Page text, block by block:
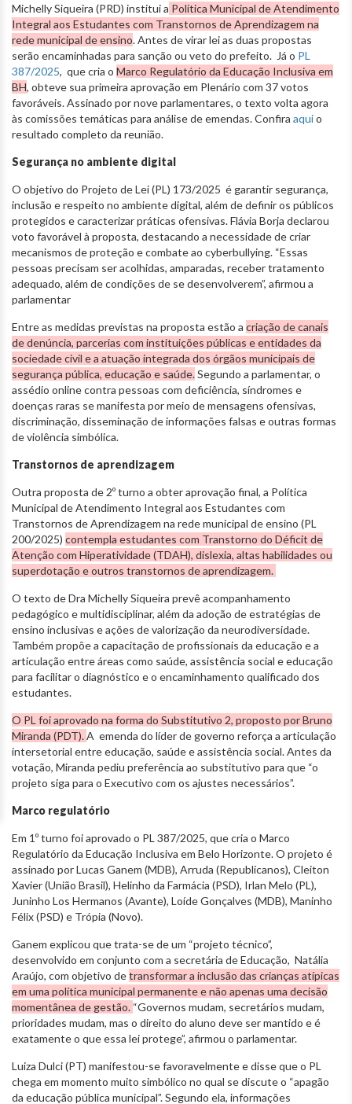
Michelly Siqueira (PRD) institui a Política Municipal de Atendimento
Integral aos Estudantes com Transtornos de Aprendizagem na
rede municipal de ensino. Antes de virar lei as duas propostas
serão encaminhadas para sanção ou veto do prefeito. Já o PL
387/2025, que cria o Marco Regulatório da Educação Inclusiva em
BH, obteve sua primeira aprovação em Plenário com 37 votos
favoráveis. Assinado por nove parlamentares, o texto volta agora
às comissões temáticas para análise de emendas. Confira aquio
resultado completo da reunião.
Segurança no ambiente digital
O objetivo do Projeto de Lei (PL) 173/2025 é garantir segurança,
inclusão e respeito no ambiente digital, além de definir os públicos
protegidos e caracterizar práticas ofensivas. Flávia Borja declarou
voto favorável à proposta, destacando a necessidade de criar
mecanismos de proteção e combate ao cyberbullying. “Essas
pessoas precisam ser acolhidas, amparadas, receber tratamento
adequado, além de condições de se desenvolverem”, afirmou a
parlamentar
Entre as medidas previstas na proposta estão a criação de canais
de denúncia, parcerias com instituições públicas e entidades da
sociedade civil e a atuação integrada dos órgãos municipais de
segurança pública, educação e saúde.Segundo a parlamentar, o
assédio online contra pessoas com deficiência, síndromes e
doenças raras se manifesta por meio de mensagens ofensivas,
discriminação, disseminação de informações falsas e outras formas
de violência simbólica.
Transtornos de aprendizagem
Outra proposta de 2º turno a obter aprovação final, a Política
Municipal de Atendimento Integral aos Estudantes com
Transtornos de Aprendizagem na rede municipal de ensino (PL
200/2025) contempla estudantes com Transtorno do Déficit de
Atenção com Hiperatividade (TDAH), dislexia, altas habilidades ou
superdotação e outros transtornos de aprendizagem.
O texto de Dra Michelly Siqueira prevê acompanhamento
pedagógico e multidisciplinar, além da adoção de estratégias de
ensino inclusivas e ações de valorização da neurodiversidade.
Também propõe a capacitação de profissionais da educação e a
articulação entre áreas como saúde, assistência social e educação
para facilitar o diagnóstico e o encaminhamento qualificado dos
estudantes.
O PL foi aprovado na forma do Substitutivo 2, proposto por Bruno
Miranda (PDT).A emenda do líder de governo reforça a articulação
intersetorial entre educação, saúde e assistência social. Antes da
votação, Miranda pediu preferência ao substitutivo para que “o
projeto siga para o Executivo com os ajustes necessários”.
Marco regulatório
Em 1º turno foi aprovado o PL 387/2025, que cria o Marco
Regulatório da Educação Inclusiva em Belo Horizonte. O projeto é
assinado por Lucas Ganem (MDB), Arruda (Republicanos), Cleiton
Xavier (União Brasil), Helinho da Farmácia (PSD), Irlan Melo (PL),
Juninho Los Hermanos (Avante), Loíde Gonçalves (MDB), Maninho
Félix (PSD) e Trópia (Novo).
Ganem explicou que trata-se de um “projeto técnico”,
desenvolvido em conjunto com a secretária de Educação, Natália
Araújo, com objetivo detransformar a inclusão das crianças atípicas
em uma política municipal permanente e não apenas uma decisão
momentânea de gestão. “Governos mudam, secretários mudam,
prioridades mudam, mas o direito do aluno deve ser mantido e é
exatamente o que essa lei protege”, afirmou o parlamentar.
Luiza Dulci (PT) manifestou-se favoravelmente e disse que o PL
chega em momento muito simbólico no qual se discute o “apagão
da educação pública municipal”. Segundo ela, informações